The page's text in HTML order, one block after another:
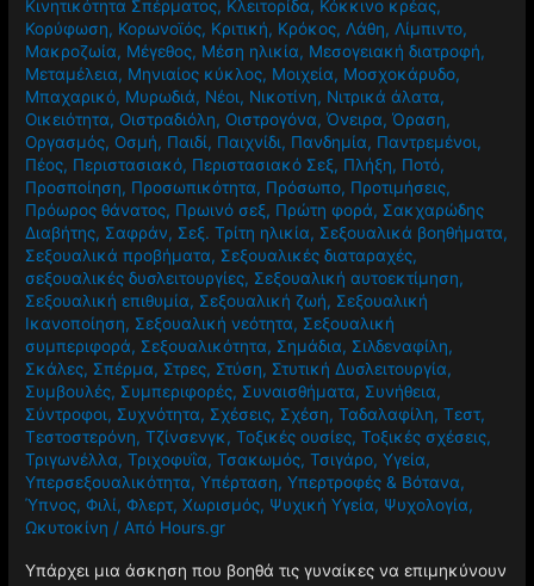
Κινητικότητα Σπέρματος, Κλειτορίδα, Κόκκινο κρέας,
Κορύφωση, Κορωνοϊός, Κριτική, Κρόκος, Λάθη, Λίμπιντο,
Μακροζωία, Μέγεθος, Μέση ηλικία, Μεσογειακή διατροφή,
Μεταμέλεια, Μηνιαίος κύκλος, Μοιχεία, Μοσχοκάρυδο,
Μπαχαρικό, Μυρωδιά, Νέοι, Νικοτίνη, Νιτρικά άλατα,
Οικειότητα, Οιστραδιόλη, Οιστρογόνα,Όνειρα,Όραση,
Οργασμός, Οσμή, Παιδί, Παιχνίδι, Πανδημία, Παντρεμένοι,
Πέος, Περιστασιακό, Περιστασιακό Σεξ, Πλήξη, Ποτό,
Προσποίηση, Προσωπικότητα, Πρόσωπο, Προτιμήσεις,
Πρόωρος θάνατος, Πρωινό σεξ, Πρώτη φορά, Σακχαρώδης
Διαβήτης, Σαφράν, Σεξ. Τρίτη ηλικία, Σεξουαλικά βοηθήματα,
Σεξουαλικά προβήματα, Σεξουαλικές διαταραχές,
σεξουαλικές δυσλειτουργίες, Σεξουαλική αυτοεκτίμηση,
Σεξουαλική επιθυμία, Σεξουαλική ζωή, Σεξουαλική
Ικανοποίηση, Σεξουαλική νεότητα, Σεξουαλική
συμπεριφορά, Σεξουαλικότητα, Σημάδια, Σιλδεναφίλη,
Σκάλες, Σπέρμα, Στρες, Στύση, Στυτική Δυσλειτουργία,
Συμβουλές, Συμπεριφορές, Συναισθήματα, Συνήθεια,
Σύντροφοι, Συχνότητα, Σχέσεις, Σχέση,Ταδαλαφίλη,Τεστ,
Τεστοστερόνη,Τζίνσενγκ,Τοξικές ουσίες,Τοξικές σχέσεις,
Τριγωνέλλα,Τριχοφυΐα,Τσακωμός,Τσιγάρο,Υγεία,
Υπερσεξουαλικότητα,Υπέρταση,Υπερτροφές & Βότανα,
Ύπνος,Φιλί,Φλερτ,Χωρισμός, Ψυχική Υγεία, Ψυχολογία,
Ωκυτοκίνη / Από Hours.gr
Υπάρχει μια άσκηση που βοηθά τις γυναίκες να επιμηκύνουν